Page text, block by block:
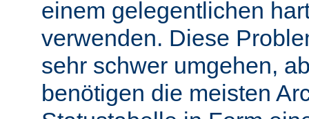
einem gelegentlichen
verwenden. Diese
sehr schwer umgehen,
benötigen die meisten